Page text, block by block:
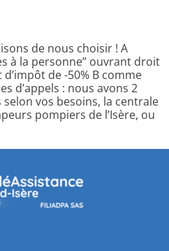
de nous choisir ! A
à la personne” ouvrant droit
de -50% B comme
d’appels : nous avons 2
vos besoins, la centrale
pompiers de l’Isère, ou